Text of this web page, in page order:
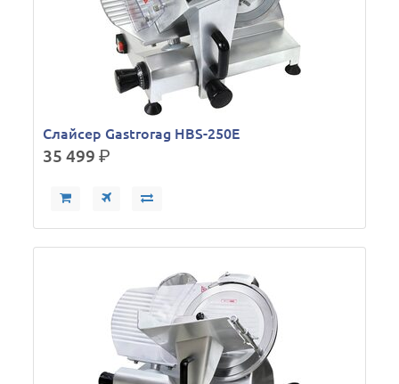
Слайсер Gastrorag HBS-250E
35 499р.